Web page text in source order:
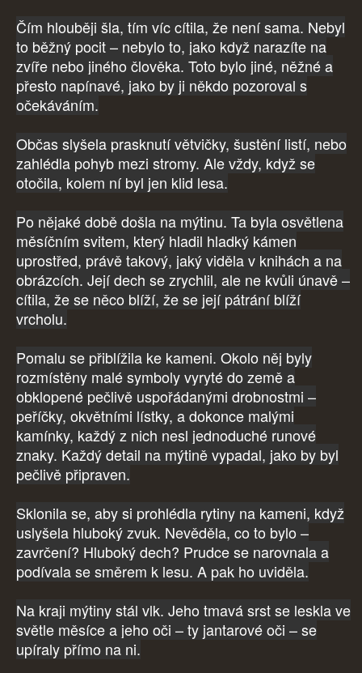
Čím hlouběji šla, tím víc cítila, že není sama. Nebyl
to běžný pocit – nebylo to, jako když narazíte na
zvíře nebo jiného člověka. Toto bylo jiné, něžné a
přesto napínavé, jako by ji někdo pozoroval s
očekáváním.
Občas slyšela prasknutí větvičky, šustění listí, nebo
zahlédla pohyb mezi stromy. Ale vždy, když se
otočila, kolem ní byl jen klid lesa.
Po nějaké době došla na mýtinu. Ta byla osvětlena
měsíčním svitem, který hladil hladký kámen
uprostřed, právě takový, jaký viděla v knihách a na
obrázcích. Její dech se zrychlil, ale ne kvůli únavě –
cítila, že se něco blíží, že se její pátrání blíží
vrcholu.
Pomalu se přiblížila ke kameni. Okolo něj byly
rozmístěny malé symboly vyryté do země a
obklopené pečlivě uspořádanými drobnostmi –
peříčky, okvětními lístky, a dokonce malými
kamínky, každý z nich nesl jednoduché runové
znaky. Každý detail na mýtině vypadal, jako by byl
pečlivě připraven.
Sklonila se, aby si prohlédla rytiny na kameni, když
uslyšela hluboký zvuk. Nevěděla, co to bylo –
zavrčení? Hluboký dech? Prudce se narovnala a
podívala se směrem k lesu. A pak ho uviděla.
Na kraji mýtiny stál vlk. Jeho tmavá srst se leskla ve
světle měsíce a jeho oči – ty jantarové oči – se
upíraly přímo na ni.